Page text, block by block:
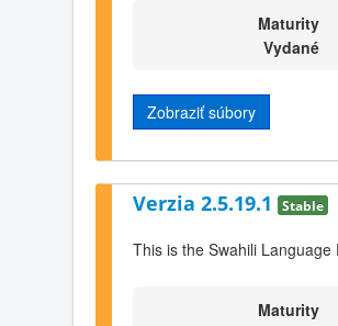
Maturity
Vydané
Zobraziť súbory
Verzia 2.5.19.1 Stable
This is the Swahili
Maturity